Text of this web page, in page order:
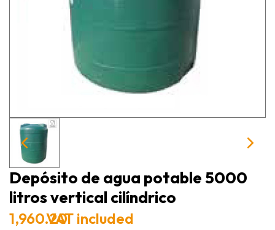
Depósito de agua potable 5000
litros vertical cilíndrico
1,960.20VAT included